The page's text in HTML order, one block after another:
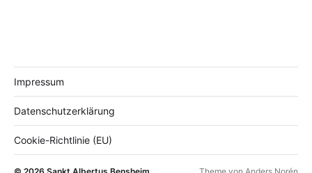
Impressum
Datenschutzerklärung
Cookie-Richtlinie (EU)
© 2026 Sankt Albertus Bensheim Theme von Anders Norén